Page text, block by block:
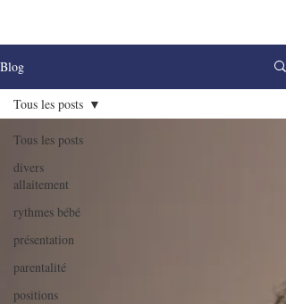
Blog
Tous les posts
divers
allaitement
rythmes bébé
présentation
parentalité
positions
Tous les posts